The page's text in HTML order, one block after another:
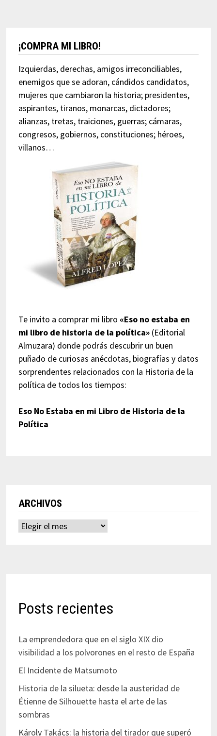
¡COMPRA MI LIBRO!
Izquierdas, derechas, amigos irreconciliables,
enemigos que se adoran, cándidos candidatos,
mujeres que cambiaron la historia; presidentes,
aspirantes, tiranos, monarcas, dictadores;
alianzas, tretas, traiciones, guerras; cámaras,
congresos, gobiernos, constituciones; héroes,
villanos…
Te invito a comprar mi libro «Eso no estaba en
mi libro de historia de la política»(Editorial
Almuzara) donde podrás descubrir un buen
puñado de curiosas anécdotas, biografías y datos
sorprendentes relacionados con la Historia de la
política de todos los tiempos:
Eso No Estaba en mi Libro de Historia de la
Política
ARCHIVOS
Archivos
Posts recientes
La emprendedora que en el siglo XIX dio
visibilidad a los polvorones en el resto de España
El Incidente de Matsumoto
Historia de la silueta: desde la austeridad de
Étienne de Silhouette hasta el arte de las
sombras
Károly Takács: la historia del tirador que superó